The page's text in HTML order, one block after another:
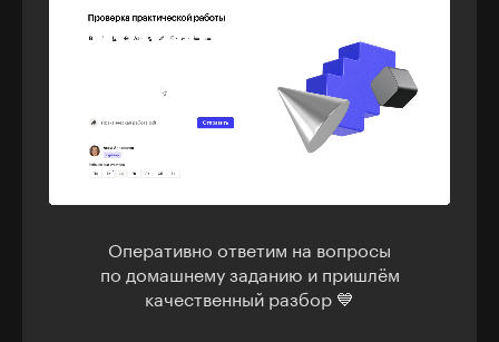
Оперативно ответим на вопросы
по домашнему заданию и пришлём
качественный разбор 💙